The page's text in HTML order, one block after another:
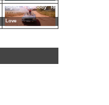
Sigma - Nobody To
Love